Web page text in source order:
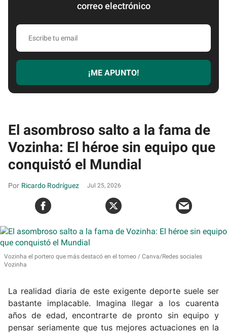
correo electrónico
Escribe
email
¡ME APUNTO!
El asombroso salto a la fama de
Vozinha: El héroe sin equipo que
conquistó el Mundial
Ricardo Rodríguez Jul 25, 2026
Vozinha el portero que más destacó en el torneo
Canva/Redes sociales
Vozinha
La realidad diaria de este exigente deporte suele ser
bastante implacable. Imagina llegar a los cuarenta
años de edad, encontrarte de pronto sin equipo y
pensar seriamente que tus mejores actuaciones en la